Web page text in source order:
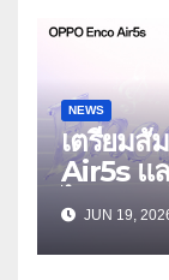
NEWS
เตรียมสั
Air5s แ
ไร้สายรุ่
ตัดเสียง
ใส่
JUN 19,